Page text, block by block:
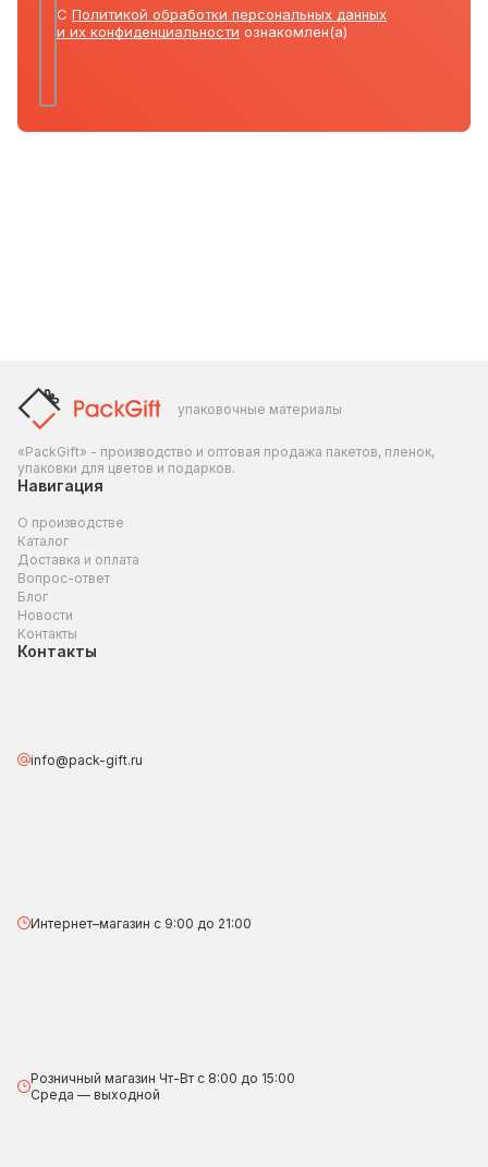
С Политикой обработки персональных данных
и их конфиденциальности ознакомлен(а)
упаковочные материалы
«PackGift» - производство и оптовая продажа пакетов, пленок,
упаковки для цветов и подарков.
Навигация
О производстве
Каталог
Доставка и оплата
Вопрос-ответ
Блог
Новости
Контакты
Контакты
info@pack-gift.ru
Интернет–магазин с 9:00 до 21:00
Розничный магазин Чт-Вт с 8:00 до 15:00
Среда — выходной